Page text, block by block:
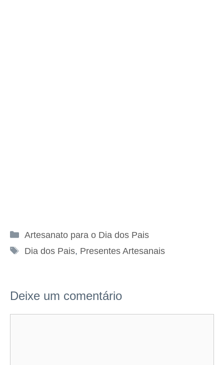
Categorias
Artesanato para o Dia dos Pais
Tags
Dia dos Pais, Presentes Artesanais
Deixe um comentário